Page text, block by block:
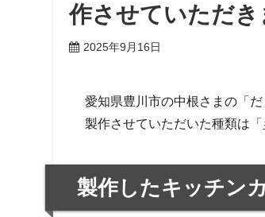
作させていただき
2025年9月16日
愛知県豊川市の中根さまの「
製作させていただいた種類は「
製作したキッチン